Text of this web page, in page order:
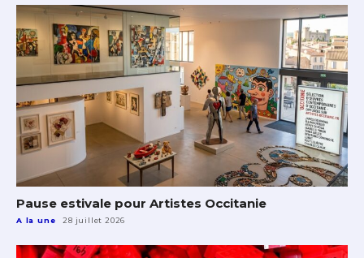
Pause estivale pour Artistes Occitanie
A la une 28 juillet 2026